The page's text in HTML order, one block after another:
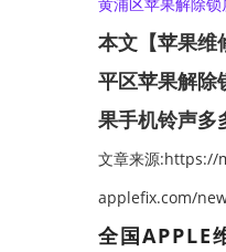
本文【苹果维
平区苹果解除
果手机铃声多
文章来源:https://
applefix.com/
全国APPLE